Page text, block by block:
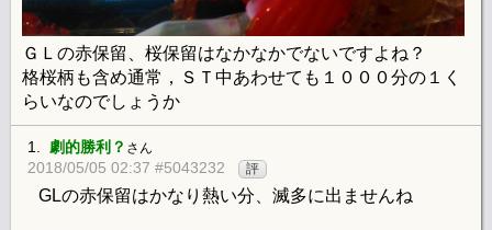
ＧＬの赤保留、桜保留はなかなかでないですよね？
格桜柄も含め通常，ＳＴ中あわせても１０００分の１く
らいなのでしょうか
1. 劇的勝利？ さん
2018/05/05 02:37 #5043232 評
GLの赤保留はかなり熱い分、滅多に出ませんね